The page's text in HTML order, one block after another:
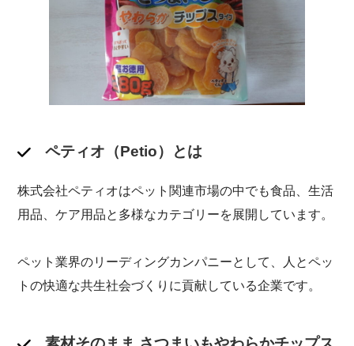
ペティオ（Petio）とは
株式会社ペティオはペット関連市場の中でも食品、生活
用品、ケア用品と多様なカテゴリーを展開しています。
ペット業界のリーディングカンパニーとして、人とペッ
トの快適な共生社会づくりに貢献している企業です。